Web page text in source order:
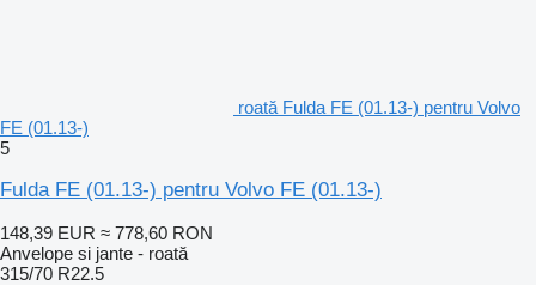
roată Fulda FE (01.13-) pentru Volvo
FE (01.13-)
5
Fulda FE (01.13-) pentru Volvo FE (01.13-)
148,39 EUR ≈ 778,60 RON
Anvelope si jante - roată
315/70 R22.5